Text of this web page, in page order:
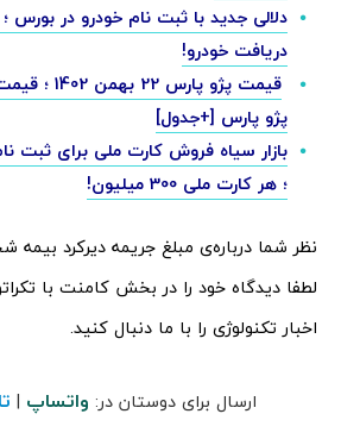
دریافت خودرو!
قیمت پژو
پژو پارس [+جدول]
بازار سیاه فروش کارت ملی برای ثبت
؛ هر کارت ملی 300 میلیون!
نظر شما درباره‌ی مبلغ جریمه دیرکرد
لطفا دیدگاه خود را در بخش کامنت با
اخبار تکنولوژی را با ما دنبال کنید.
ارسال برای دوستان در: واتساپ |